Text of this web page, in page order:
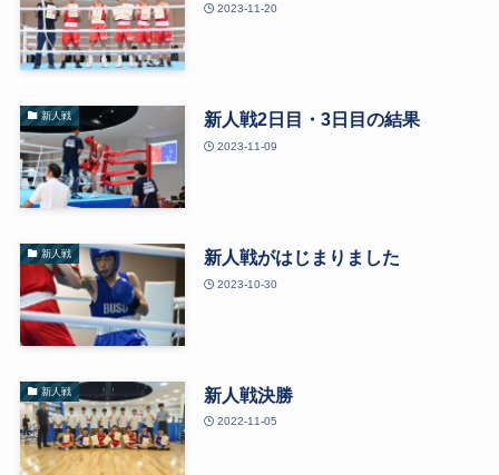
2023-11-20
新人戦 新人戦2日目・3日目の結果
2023-11-09
新人戦 新人戦がはじまりました
2023-10-30
新人戦 新人戦決勝
2022-11-05